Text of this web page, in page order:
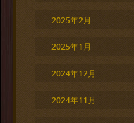
2025年2月
2025年1月
2024年12月
2024年11月